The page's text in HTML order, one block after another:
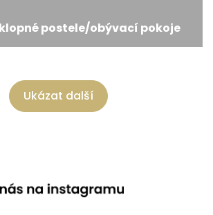
postele/obývací pokoje
Ukázat další